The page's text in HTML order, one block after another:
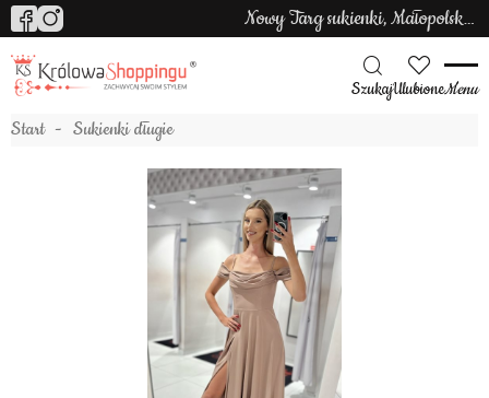
Nowy Targ sukienki, Małopolska sukienki
SzukajUlubioneMenu
Start Sukienki długie